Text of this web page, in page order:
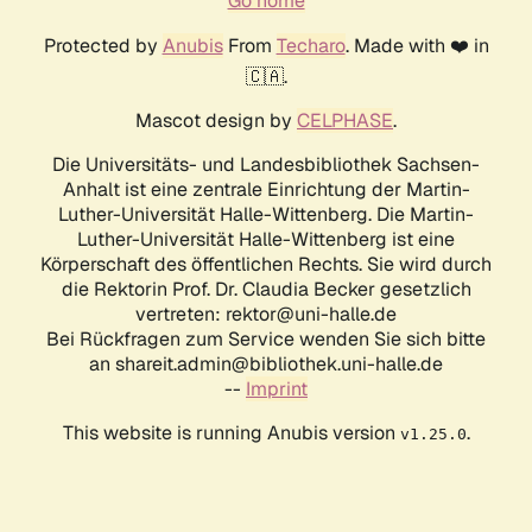
Protected by AnubisFrom Techaro. Made with ❤️ in
🇨🇦.
Mascot design by CELPHASE.
Die Universitäts- und Landesbibliothek Sachsen-
Anhalt ist eine zentrale Einrichtung der Martin-
Luther-Universität Halle-Wittenberg. Die Martin-
Luther-Universität Halle-Wittenberg ist eine
Körperschaft des öffentlichen Rechts. Sie wird durch
die Rektorin Prof. Dr. Claudia Becker gesetzlich
vertreten: rektor@uni-halle.de
Bei Rückfragen zum Service wenden Sie sich bitte
an shareit.admin@bibliothek.uni-halle.de
-- Imprint
This website is running Anubis version v1.25.0.